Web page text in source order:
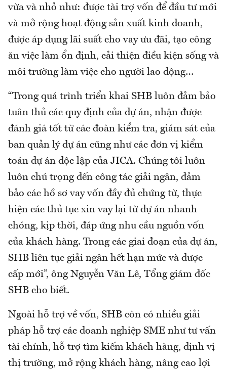
vừa và nhỏ như: được tài trợ vốn để đầu tư mới
và mở rộng hoạt động sản xuất kinh doanh,
được áp dụng lãi suất cho vay ưu đãi, tạo công
ăn việc làm ổn định, cải thiện điều kiện sống và
môi trường làm việc cho người lao động…
“Trong quá trình triển khai SHB luôn đảm bảo
tuân thủ các quy định của dự án, nhận được
đánh giá tốt từ các đoàn kiểm tra, giám sát của
ban quản lý dự án cũng như các đơn vị kiểm
toán dự án độc lập của JICA. Chúng tôi luôn
luôn chú trọng đến công tác giải ngân, đảm
bảo các hồ sơ vay vốn đầy đủ chứng từ, thực
hiện các thủ tục xin vay lại từ dự án nhanh
chóng, kịp thời, đáp ứng nhu cầu nguồn vốn
của khách hàng. Trong các giai đoạn của dự án,
SHB liên tục giải ngân hết hạn mức và được
cấp mới”, ông Nguyễn Văn Lê, Tổng giám đốc
SHB cho biết.
Ngoài hỗ trợ về vốn, SHB còn có nhiều giải
pháp hỗ trợ các doanh nghiệp SME như tư vấn
tài chính, hỗ trợ tìm kiếm khách hàng, định vị
thị trường, mở rộng khách hàng, nâng cao lợi